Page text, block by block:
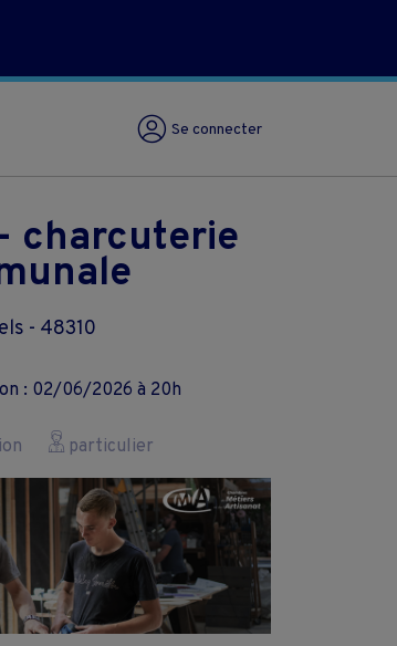
Se connecter
charcuterie
- 48310
: 02/06/2026 à 20h
particulier